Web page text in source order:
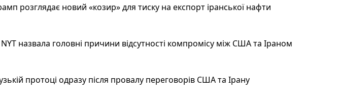
розглядає новий «козир» для тиску на експорт іранської нафти
назвала головні причини відсутності компромісу між США та Іраном
протоці одразу після провалу переговорів США та Ірану